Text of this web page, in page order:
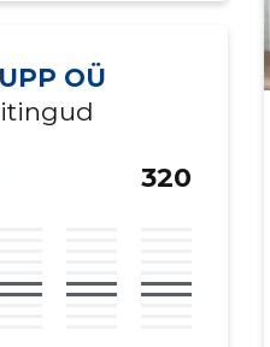
OÜ
320